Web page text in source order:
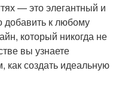
— это элегантный и
добавить к любому
который никогда не
вы узнаете
создать идеальную